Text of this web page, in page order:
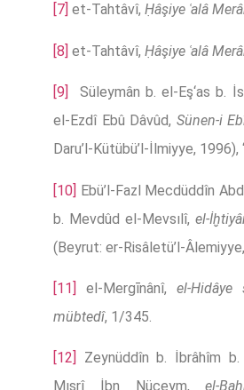
[7] et-Tahtâvî, Ḥâşiye ʿalâ
[8] et-Tahtâvî, Ḥâşiye ʿalâ
[9]
Süleymân b. el-Eş‘as b.
el-Ezdî Ebû Dâvûd, Sünen-i
Daru’l-Kütübü’l-İlmiyye, 1996),
[10] Ebü’l-Fazl Mecdüddîn
b. Mevdûd el-Mevsılî, el-
(Beyrut: er-Risâletü’l-
[11] el-Mergīnânî, el-Hidâye
mübtedî, 1/345.
[12]
Zeynüddîn b. İbrâhîm
Mısrî İbn Nüceym,el-